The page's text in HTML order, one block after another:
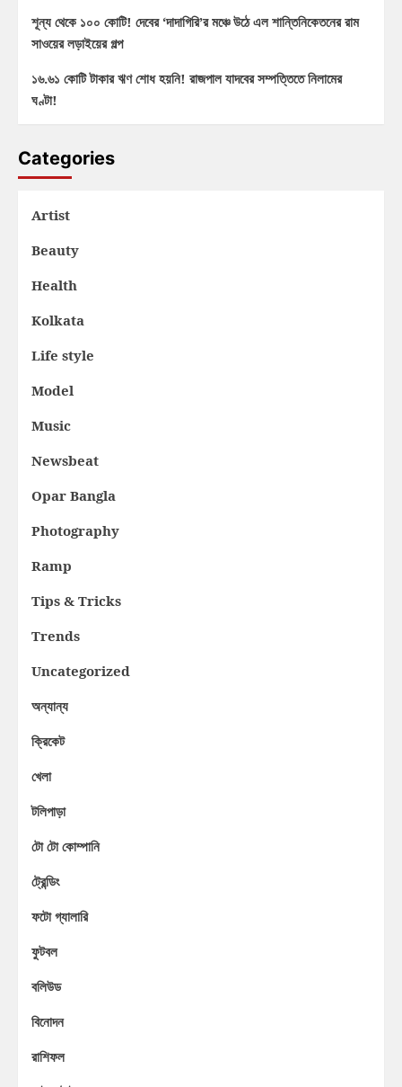
শূন্য থেকে ১০০ কোটি! দেবের ‘দাদাগিরি’র মঞ্চে উঠে এল শান্তিনিকেতনের রাম
সাওয়ের লড়াইয়ের গল্প
১৬.৬১ কোটি টাকার ঋণ শোধ হয়নি! রাজপাল যাদবের সম্পত্তিতে নিলামের
ঘণ্টা!
Categories
Artist
Beauty
Health
Kolkata
Life style
Model
Music
Newsbeat
Opar Bangla
Photography
Ramp
Tips & Tricks
Trends
Uncategorized
অন্যান্য
ক্রিকেট
খেলা
টলিপাড়া
টো টো কোম্পানি
ট্রেন্ডিং
ফটো গ্যালারি
ফুটবল
বলিউড
বিনোদন
রাশিফল